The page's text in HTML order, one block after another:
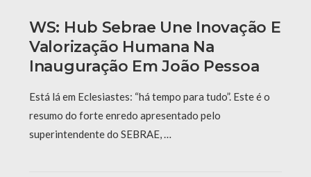
WS: Hub Sebrae Une Inovação E
Valorização Humana Na
Inauguração Em João Pessoa
Está lá em Eclesiastes: “há tempo para tudo”. Este é o
resumo do forte enredo apresentado pelo
superintendente do SEBRAE, …